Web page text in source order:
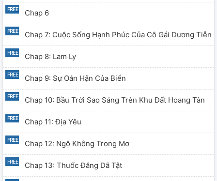
Chap 6
Chap 7: Cuộc Sống Hạnh Phúc Của Cô Gái Dương Tiễn
Chap 8: Lam Ly
Chap 9: Sự Oán Hận Của Biển
Chap 10: Bầu Trời Sao Sáng Trên Khu Đất Hoang Tàn
Chap 11: Địa Yêu
Chap 12: Ngộ Không Trong Mơ
Chap 13: Thuốc Đắng Dã Tật